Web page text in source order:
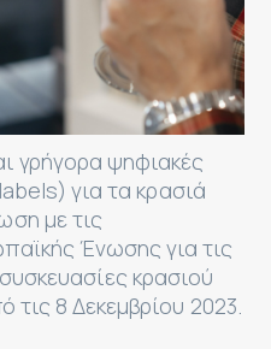
γρήγορα ψηφιακές
για τα κρασιά
με τις
Ένωσης για τις
κρασιού
τις 8 Δεκεμβρίου 2023.